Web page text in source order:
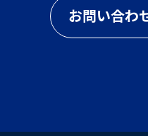
お問い合わ